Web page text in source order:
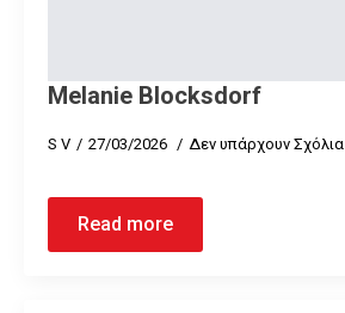
Melanie Blocksdorf
S V 27/03/2026 Δεν υπάρχουν Σχόλια
Read more